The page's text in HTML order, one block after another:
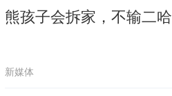
熊孩子会拆家，不输二哈
新媒体